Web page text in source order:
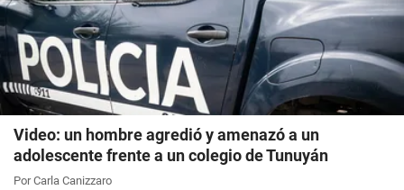
Video: un hombre agredió y amenazó a un
adolescente frente a un colegio de Tunuyán
Por Carla Canizzaro